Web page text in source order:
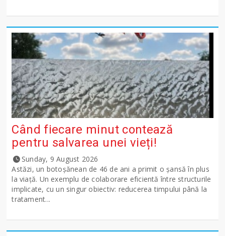
Când fiecare minut contează
pentru salvarea unei vieți!
Sunday, 9 August 2026
Astăzi, un botoșănean de 46 de ani a primit o șansă în plus
la viață. Un exemplu de colaborare eficientă între structurile
implicate, cu un singur obiectiv: reducerea timpului până la
tratament...